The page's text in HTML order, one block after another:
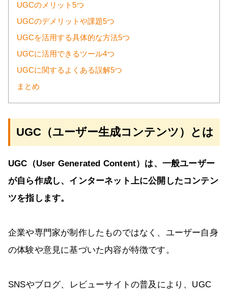
UGCのメリット5つ
UGCのデメリットや課題5つ
UGCを活用する具体的な方法5つ
UGCに活用できるツール4つ
UGCに関するよくある誤解5つ
まとめ
UGC（ユーザー生成コンテンツ）とは
UGC（User Generated Content）は、一般ユーザー
が自ら作成し、インターネット上に公開したコンテン
ツを指します。
企業や専門家が制作したものではなく、ユーザー自身
の体験や意見に基づいた内容が特徴です。
SNSやブログ、レビューサイトの普及により、UGC